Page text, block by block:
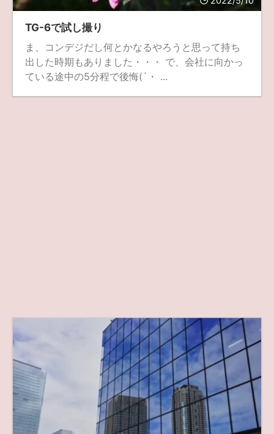
ZV-1 II α1 II α7CR
フォクトレンダー ライカIIf ライカM4 ライカM10
ライカM10-R ライカX2 ローライ35
TG-6で試し撮り
ま、コンデジだし何とかなるやろうと思って持ち
出した時期もありました・・・ で、会社に向かっ
ている途中の5分程で後悔(´・ ...